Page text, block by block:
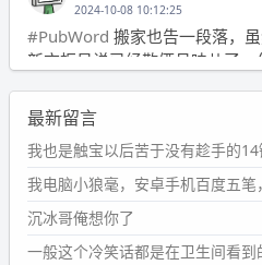
2024-10-08 10:12:25
#PubWord 搬家也告一段落，
新衣柜虽说已经散俩月味儿了，
wdssmq
2024-09-23 21:00:49
#PubWord要不我每年汇总整理
第1页https://www.
B%A8%E9%9B%86/
wdssmq
2024-09-23 20:58:40
最新留言
沉冰哥俺想你了
一般这个冷笑话都是在卫生间看到